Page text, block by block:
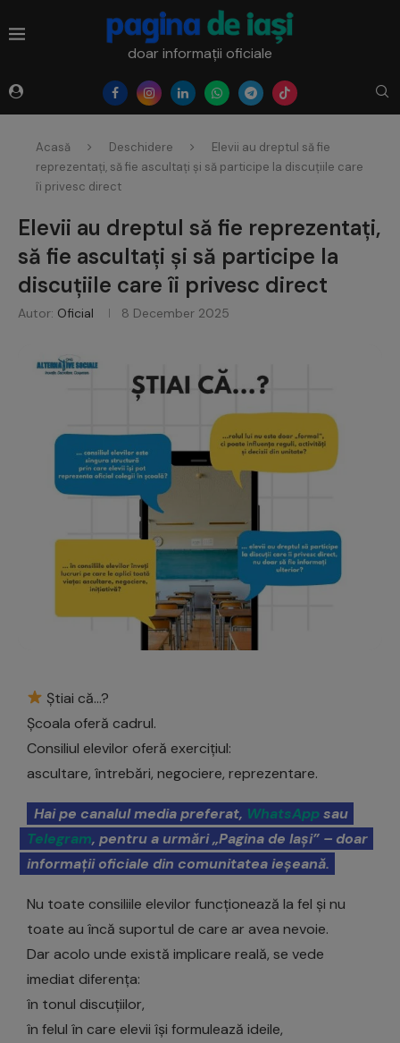
doar informații oficiale
Acasă Deschidere
Elevii au dreptul să fie
reprezentați, să fie ascultați și să participe la discuțiile care
îi privesc direct
Elevii au dreptul să fie reprezentați,
să fie ascultați și să participe la
discuțiile care îi privesc direct
Autor: Oficial 8 December 2025
Știai că…?
Școala oferă cadrul.
Consiliul elevilor oferă exercițiul:
ascultare, întrebări, negociere, reprezentare.
Hai pe canalul media preferat, WhatsAppsau
Telegram, pentru a urmări „Pagina de Iași” – doar
informații oficiale din comunitatea ieșeană.
Nu toate consiliile elevilor funcționează la fel și nu
toate au încă suportul de care ar avea nevoie.
Dar acolo unde există implicare reală, se vede
imediat diferența:
în tonul discuțiilor,
în felul în care elevii își formulează ideile,